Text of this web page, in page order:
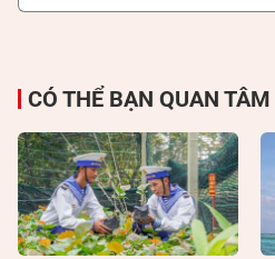
CÓ THỂ BẠN QUAN TÂM